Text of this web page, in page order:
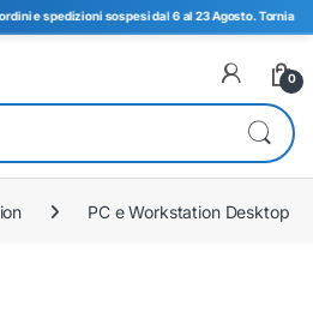
e spedizioni sospesi dal 6 al 23 Agosto. Torniamo
0
PC e Workstation Desktop